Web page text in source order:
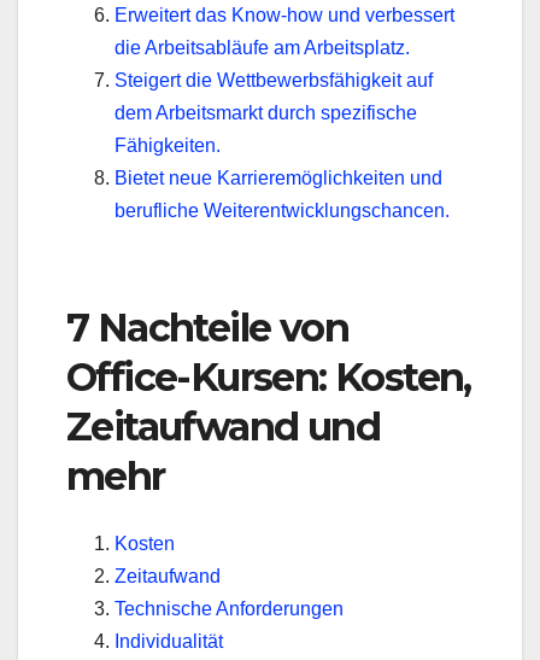
Erweitert das Know-how und verbessert
die Arbeitsabläufe am Arbeitsplatz.
Steigert die Wettbewerbsfähigkeit auf
dem Arbeitsmarkt durch spezifische
Fähigkeiten.
Bietet neue Karrieremöglichkeiten und
berufliche Weiterentwicklungschancen.
7 Nachteile von
Office-Kursen: Kosten,
Zeitaufwand und
mehr
Kosten
Zeitaufwand
Technische Anforderungen
Individualität